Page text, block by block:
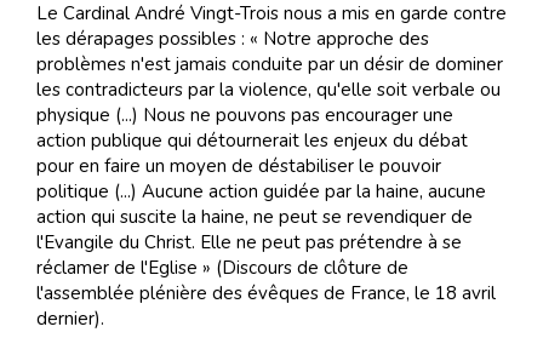
Le Cardinal André Vingt-Trois nous a mis en garde contre
les dérapages possibles : « Notre approche des
problèmes n'est jamais conduite par un désir de dominer
les contradicteurs par la violence, qu'elle soit verbale ou
physique (...) Nous ne pouvons pas encourager une
action publique qui détournerait les enjeux du débat
pour en faire un moyen de déstabiliser le pouvoir
politique (...) Aucune action guidée par la haine, aucune
action qui suscite la haine, ne peut se revendiquer de
l'Evangile du Christ. Elle ne peut pas prétendre à se
réclamer de l'Eglise » (Discours de clôture de
l'assemblée plénière des évêques de France, le 18 avril
dernier).